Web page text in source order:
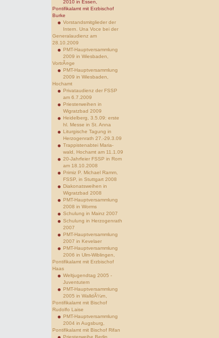
2010 in Essen,
Pontifikalamt mit Erzbischof
Burke
Vorstandsmitglieder der
Intern. Una Voce bei der
Generalaudienz am
28.10.2009
PMT-Hauptversammlung
2009 in Wiesbaden,
VortrÃ¤ge
PMT-Hauptversammlung
2009 in Wiesbaden,
Hochamt
Privataudienz der FSSP
am 6.7.2009
Priesterweihen in
Wigratzbad 2009
Heidelberg, 3.5.09: erste
hl. Messe in St. Anna
Liturgische Tagung in
Herzogenrath 27.-29.3.09
Trappistenabtei Maria-
wald, Hochamt am 11.1.09
20-Jahrfeier FSSP in Rom
am 18.10.2008
Primiz P. Michael Ramm,
FSSP, in Stuttgart 2008
Diakonatsweihen in
Wigratzbad 2008
PMT-Hauptversammlung
2008 in Worms
Schulung in Mainz 2007
Schulung in Herzogenrath
2007
PMT-Hauptversammlung
2007 in Kevelaer
PMT-Hauptversammlung
2006 in Ulm-Wiblingen,
Pontifikalamt mit Erzbischof
Haas
Weltjugendtag 2005 -
Juventutem
PMT-Hauptversammlung
2005 in WalldÃ¼rn,
Pontifikalamt mit Bischof
Rudolfo Laise
PMT-Hauptversammlung
2004 in Augsburg,
Pontifikalamt mit Bischof Rifan
Priesterweihe Berlin